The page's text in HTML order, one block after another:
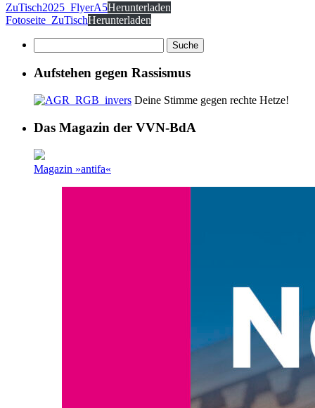
ZuTisch2025_FlyerA5Herunterladen
Fotoseite_ZuTischHerunterladen
Aufstehen gegen Rassismus
Deine Stimme gegen rechte Hetze!
Das Magazin der VVN-BdA
Magazin »antifa«